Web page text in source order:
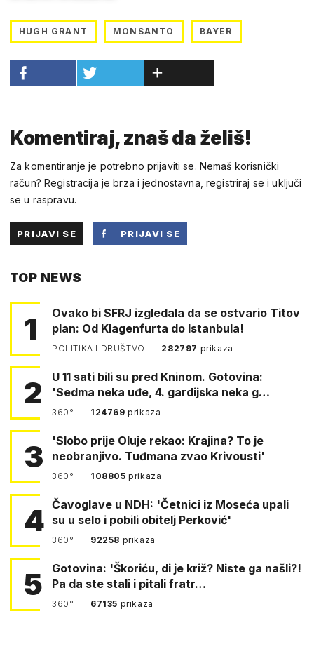
HUGH GRANT MONSANTO BAYER
Komentiraj, znaš da želiš!
Za komentiranje je potrebno prijaviti se. Nemaš korisnički
račun? Registracija je brza i jednostavna, registriraj se i uključi
se u raspravu.
PRIJAVI SE
PRIJAVI SE
TOP NEWS
1
Ovako bi SFRJ izgledala da se ostvario Titov
plan: Od Klagenfurta do Istanbula!
POLITIKA I DRUŠTVO 282797 prikaza
2
U 11 sati bili su pred Kninom. Gotovina:
'Sedma neka uđe, 4. gardijska neka g…
360° 124769prikaza
3
'Slobo prije Oluje rekao: Krajina? To je
neobranjivo. Tuđmana zvao Krivousti'
360° 108805prikaza
4 Čavoglave u NDH: 'Četnici iz Moseća upali
su u selo i pobili obitelj Perković'
360° 92258 prikaza
5
Gotovina: 'Škoriću, di je križ? Niste ga našli?!
Pa da ste stali i pitali fratr…
360° 67135 prikaza